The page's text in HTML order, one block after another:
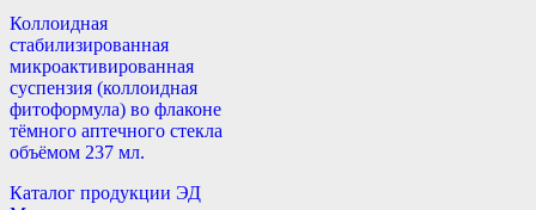
Коллоидная
стабилизированная
микроактивированная
суспензия (коллоидная
фитоформула) во флаконе
тёмного аптечного стекла
объёмом 237 мл.
Каталог продукции ЭД